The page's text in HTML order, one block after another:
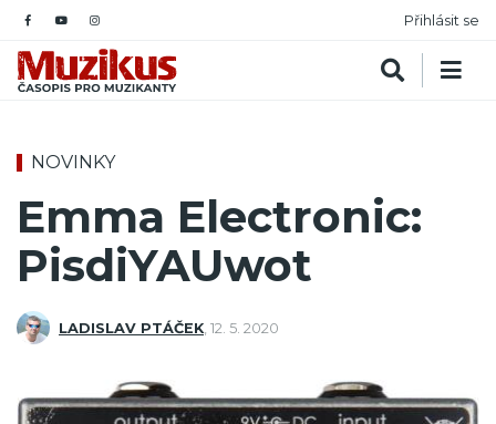
Přihlásit se
NOVINKY
Emma Electronic:
PisdiYAUwot
LADISLAV PTÁČEK 12. 5. 2020